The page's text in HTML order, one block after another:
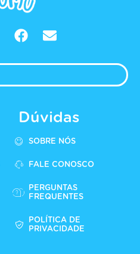
Dúvidas
SOBRE NÓS
FALE CONOSCO
PERGUNTAS
FREQUENTES
POLÍTICA DE
PRIVACIDADE